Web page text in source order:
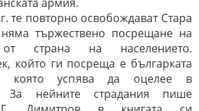
армия.
те повторно освобождават Стара
тържествено посрещане на
от страна на населението.
който ги посреща е българката
която успява да оцелее в
За нейните страдания пише